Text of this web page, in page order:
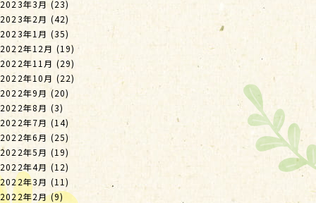
2023年3月 (23)
2023年2月 (42)
2023年1月 (35)
2022年12月 (19)
2022年11月 (29)
2022年10月 (22)
2022年9月 (20)
2022年8月 (3)
2022年7月 (14)
2022年6月 (25)
2022年5月 (19)
2022年4月 (12)
2022年3月 (11)
2022年2月(9)